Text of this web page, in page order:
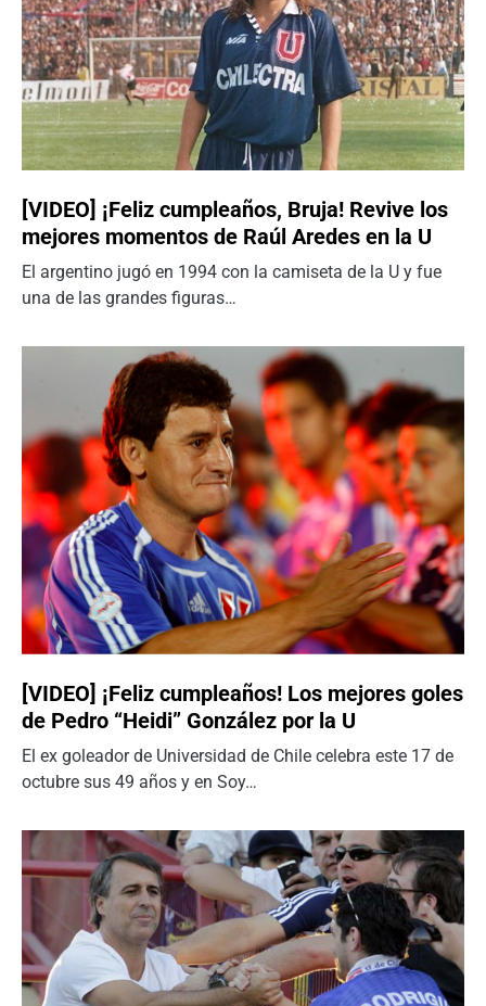
[VIDEO] ¡Feliz cumpleaños, Bruja! Revive los
mejores momentos de Raúl Aredes en la U
El argentino jugó en 1994 con la camiseta de la U y fue
una de las grandes figuras…
[VIDEO] ¡Feliz cumpleaños! Los mejores goles
de Pedro “Heidi” González por la U
El ex goleador de Universidad de Chile celebra este 17 de
octubre sus 49 años y en Soy…